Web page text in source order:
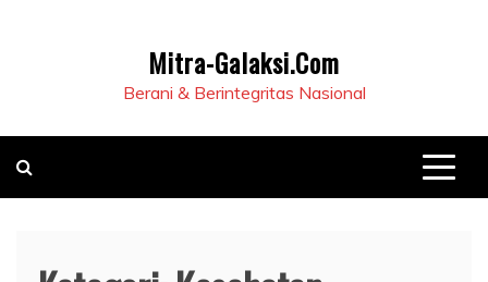
Mitra-Galaksi.Com
Berani & Berintegritas Nasional